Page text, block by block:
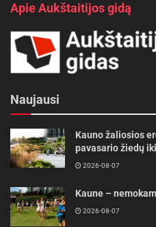
Apie Aukštaitijos gidą
Naujausi
Kauno žaliosios
pavasario žiedų
2026-08-07
Kaune –
2026-08-07